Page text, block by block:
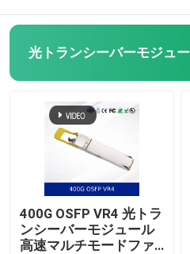
エクストリームネットワ
騒ぎの無線接点
騒ぎのネットワーク スイッ
アルーバワイヤレスAP
光トランシーバーモジュ
400G OSFP VR4 光トラ
ンシーバーモジュール
高速マルチモードファ